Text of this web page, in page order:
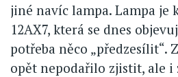
jiné navíc lampa. Lampa je
12AX7, která se dnes
potřeba něco „předzesílit“.
opět nepodařilo zjistit, ale i